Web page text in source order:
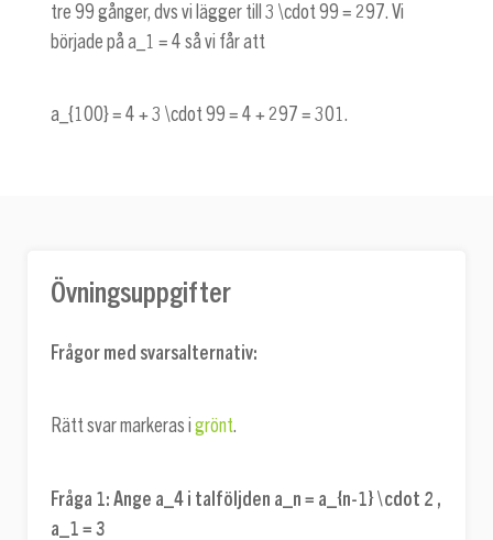
tre 99 gånger, dvs vi lägger till 3 \cdot 99 = 297. Vi
började på a_1 = 4 så vi får att
a_{100} = 4 + 3 \cdot 99 = 4 + 297 = 301 .
Övningsuppgifter
Frågor med svarsalternativ:
Rätt svar markeras i grönt.
Fråga 1: Ange a_4 i talföljden a_n = a_{n-1} \cdot 2 ,
a_1 = 3